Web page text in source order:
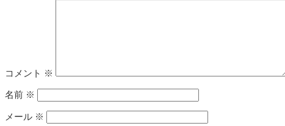
コメント ※
名前 ※
メール ※